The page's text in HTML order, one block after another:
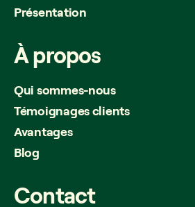
Présentation
Àpropos
Qui sommes-nous
Témoignages clients
Avantages
Blog
Contact